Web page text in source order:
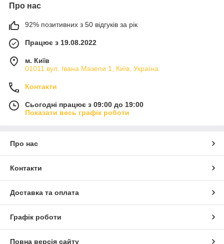
Про нас
92% позитивних з 50 відгуків за рік
Працює з 19.08.2022
м. Київ
01011 вул. Івана Мазепи 1, Київ, Україна
Контакти
Сьогодні працює з 09:00 до 19:00
Показати весь графік роботи
Про нас
Контакти
Доставка та оплата
Графік роботи
Повна версія сайту